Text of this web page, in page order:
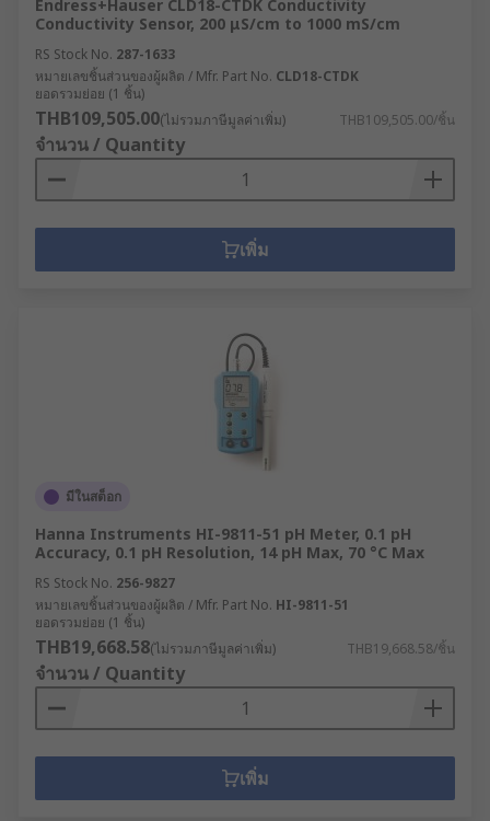
Endress+Hauser CLD18-CTDK Conductivity
Conductivity Sensor, 200 μS/cm to 1000 mS/cm
RS Stock No. 287-1633
หมายเลขชิ้นส่วนของผู้ผลิต / Mfr. Part No. CLD18-CTDK
ยอดรวมย่อย (1 ชิ้น)
THB109,505.00(ไม่รวมภาษีมูลค่าเพิ่ม) THB109,505.00/ชิ้น
จำนวน / Quantity
เพิ่ม
มีในสต็อก
Hanna Instruments HI-9811-51 pH Meter, 0.1 pH
Accuracy, 0.1 pH Resolution, 14 pH Max, 70 °C Max
RS Stock No. 256-9827
หมายเลขชิ้นส่วนของผู้ผลิต / Mfr. Part No. HI-9811-51
ยอดรวมย่อย (1 ชิ้น)
THB19,668.58(ไม่รวมภาษีมูลค่าเพิ่ม) THB19,668.58/ชิ้น
จำนวน / Quantity
เพิ่ม